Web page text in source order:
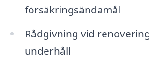
försäkringsändamål
Rådgivning vid
underhåll